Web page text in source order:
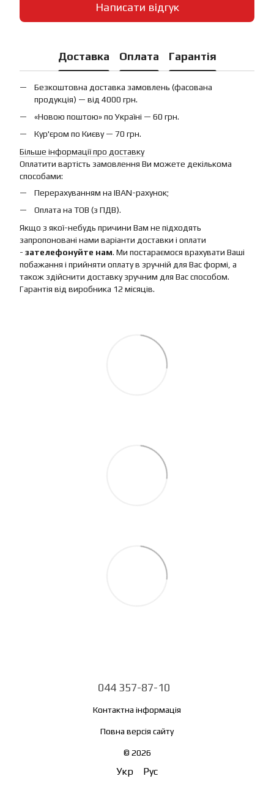
Написати відгук
Доставка Оплата Гарантія
Безкоштовна доставка замовлень (фасована
продукція) — від 4000 грн.
«Новою поштою» по Україні — 60 грн.
Кур'єром по Києву — 70 грн.
Більше інформації про доставку
Оплатити вартість замовлення Ви можете декількома
способами:
Перерахуванням на IBAN-рахунок;
Оплата на ТОВ (з ПДВ).
Якщо з якої-небудь причини Вам не підходять
запропоновані нами варіанти доставки і оплати
- зателефонуйте нам. Ми постараємося врахувати Ваші
побажання і прийняти оплату в зручній для Вас формі, а
також здійснити доставку зручним для Вас способом.
Гарантія від виробника 12 місяців.
044 357-87-10
Контактна інформація
Повна версія сайту
© 2026
Укр Рус